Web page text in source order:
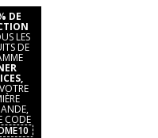
DE
LES
DE
CODE